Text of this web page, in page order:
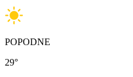
POPODNE
29°